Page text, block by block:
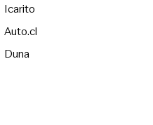
Icarito
Auto.cl
DunaOpens in new window